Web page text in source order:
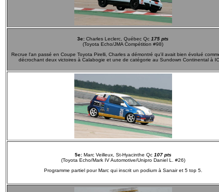
3e: Charles Leclerc, Québec Qc 175 pts
(Toyota Echo/JMA Compétition #98)
Recrue l'an passé en Coupe Toyota Pirelli, Charles a démontré qu'il avait bien évolué
décrochant deux victoires à Calabogie et une de catégorie au Sundown Continental à
5e:Marc Veilleux, St-Hyacinthe Qc 107 pts
(Toyota Echo/Mark IV Automotive/Unipro Daniel L. #26)
Programme partiel pour Marc qui inscrit un podium à Sanair et 5 top 5.